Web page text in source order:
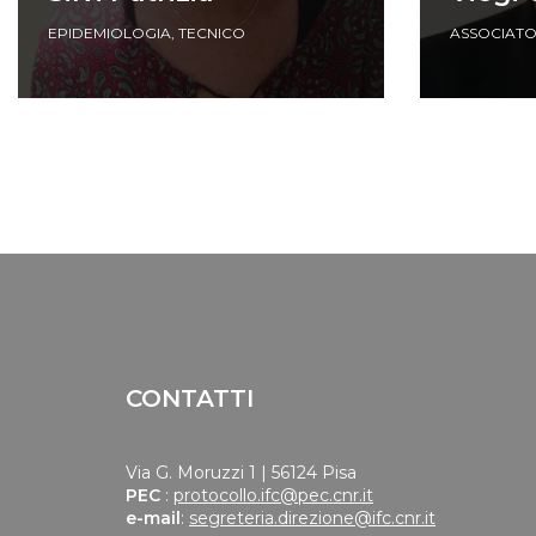
EPIDEMIOLOGIA, TECNICO ASSOCIATO
CONTATTI
Via G. Moruzzi 1 | 56124 Pisa
PEC : protocollo.ifc@pec.cnr.it
e-mail: segreteria.direzione@ifc.cnr.it